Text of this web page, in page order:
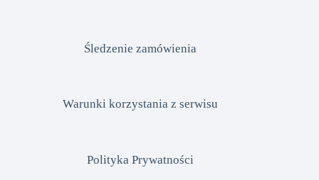
Śledzenie zamówienia
Warunki korzystania z serwisu
Polityka Prywatności